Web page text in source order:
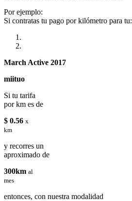
Por ejemplo:
Si contratas tu pago por kilómetro para tu:
March Active 2017
miituo
Si tu tarifa
por km es de
$ 0.56 x
km
y recorres un
aproximado de
300km al
mes
entonces, con nuestra modalidad